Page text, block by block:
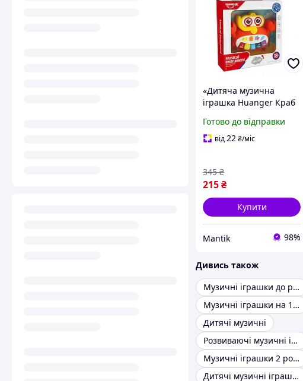
«Дитяча музична
іграшка Huanger Краб
Готово до відправки
від22₴/міс
215₴
345 ₴
Купити
Mantik 98%
Дивись також
Музичні іграшки до року
Музичні іграшки на 1 рік
Дитячі музичні
Розвиваючі музичні іграшки для малюків
Музичні іграшки 2 роки
Дитячі музичні іграшки для гри